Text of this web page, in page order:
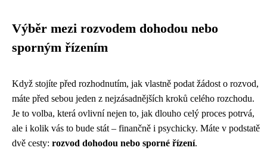
Výběr mezi rozvodem dohodou nebo
sporným řízením
Když stojíte před rozhodnutím, jak vlastně podat žádost o rozvod,
máte před sebou jeden z nejzásadnějších kroků celého rozchodu.
Je to volba, která ovlivní nejen to, jak dlouho celý proces potrvá,
ale i kolik vás to bude stát – finančně i psychicky. Máte v podstatě
dvě cesty: rozvod dohodou nebo sporné řízení.